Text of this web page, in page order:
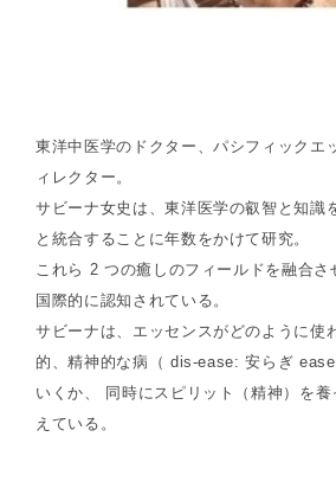
東洋中医学のドクター、パシフィックエ
ィレクター。
サビーナ女史は、東洋医学の叡智と知識
と統合することに年数をかけて研究。
これら 2 つの癒しのフィールドを融合さ
国際的に認知されている。
サビーナは、エッセンスがどのように使
的、精神的な病（ dis-ease: 安らぎ
いくか、 同時にスピリット（精神）を
えている。